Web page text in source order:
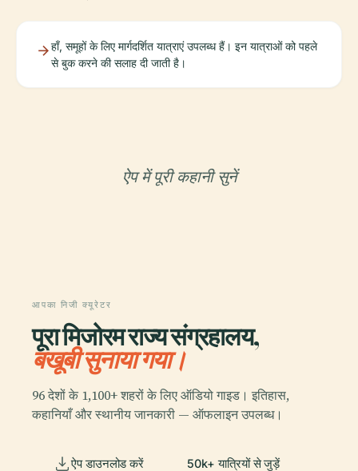
हाँ, समूहों के लिए मार्गदर्शित यात्राएं उपलब्ध हैं। इन यात्राओं को पहले
से बुक करने की सलाह दी जाती है।
ऐप में पूरी कहानी सुनें
आपका निजी क्यूरेटर
पूरा मिजोरम राज्य संग्रहालय,
बखूबी सुनाया गया।
96 देशों के 1,100+ शहरों के लिए ऑडियो गाइड। इतिहास,
कहानियाँ और स्थानीय जानकारी — ऑफलाइन उपलब्ध।
ऐप डाउनलोड करें 50k+ यात्रियों से जुड़ें